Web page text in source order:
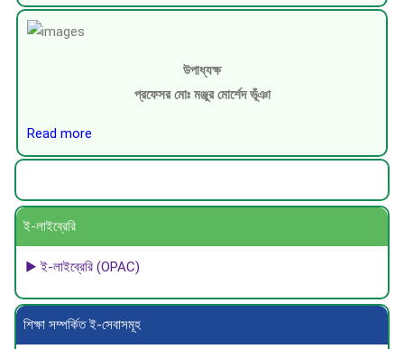
উপাধ্যক্ষ
প্রফেসর মোঃ মঞ্জুর মোর্শেদ ভূঁঞা
Read more
ই-লাইব্রেরি
▶ ই-লাইব্রেরি (OPAC)
শিক্ষা সম্পর্কিত ই-সেবাসমূহ